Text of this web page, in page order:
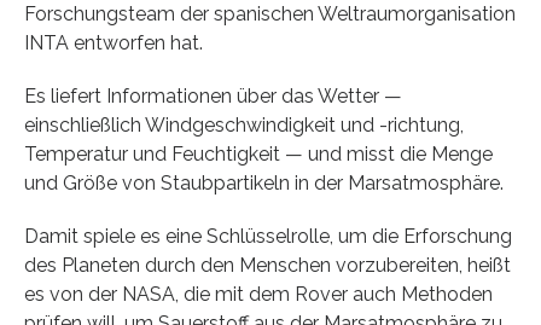
Forschungsteam der spanischen Weltraumorganisation
INTA entworfen hat.
Es liefert Informationen über das Wetter —
einschließlich Windgeschwindigkeit und -richtung,
Temperatur und Feuchtigkeit — und misst die Menge
und Größe von Staubpartikeln in der Marsatmosphäre.
Damit spiele es eine Schlüsselrolle, um die Erforschung
des Planeten durch den Menschen vorzubereiten, heißt
es von der NASA, die mit dem Rover auch Methoden